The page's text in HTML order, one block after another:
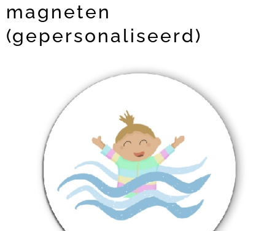
magneten
(gepersonaliseerd)